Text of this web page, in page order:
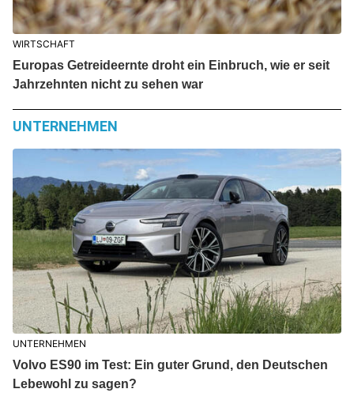
WIRTSCHAFT
Europas Getreideernte droht ein Einbruch, wie er seit
Jahrzehnten nicht zu sehen war
UNTERNEHMEN
UNTERNEHMEN
Volvo ES90 im Test: Ein guter Grund, den Deutschen
Lebewohl zu sagen?